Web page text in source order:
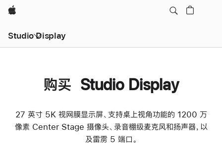
Apple
Studio Display
购买 Studio Display
27 英寸 5K 视网膜显示屏、支持桌上视角功能的 1200 万
像素 Center Stage 摄像头、录音棚级麦克风和扬声器，以
及雷雳 5 端口。